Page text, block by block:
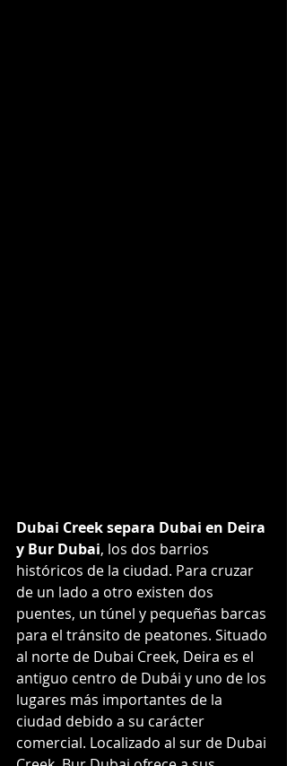
Dubai Creek separa Dubai en Deira
y Bur Dubai, los dos barrios
históricos de la ciudad. Para cruzar
de un lado a otro existen dos
puentes, un túnel y pequeñas barcas
para el tránsito de peatones. Situado
al norte de Dubai Creek, Deira es el
antiguo centro de Dubái y uno de los
lugares más importantes de la
ciudad debido a su carácter
comercial. Localizado al sur de Dubai